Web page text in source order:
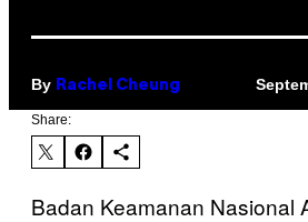
By Rachel Cheung
Share:
Badan Keamanan Nasional